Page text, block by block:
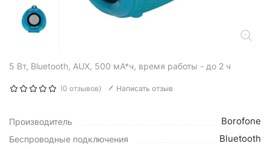
5 Вт, Bluetooth, AUX, 500 мА*ч, время работы - до 2 ч
(0 отзывов) Написать отзыв
Производитель Borofone
Беспроводные подключения Bluetooth